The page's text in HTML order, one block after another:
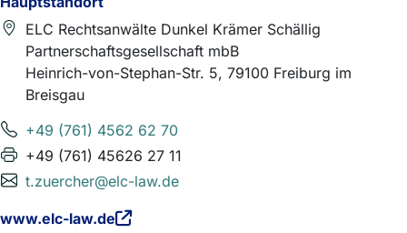
ELC Rechtsanwälte Dunkel Krämer Schällig
Partnerschaftsgesellschaft mbB
Heinrich-von-Stephan-Str. 5, 79100 Freiburg im
Breisgau
+49 (761) 4562 62 70
+49 (761) 45626 27 11
t.zuercher@elc-law.de
www.elc-law.de